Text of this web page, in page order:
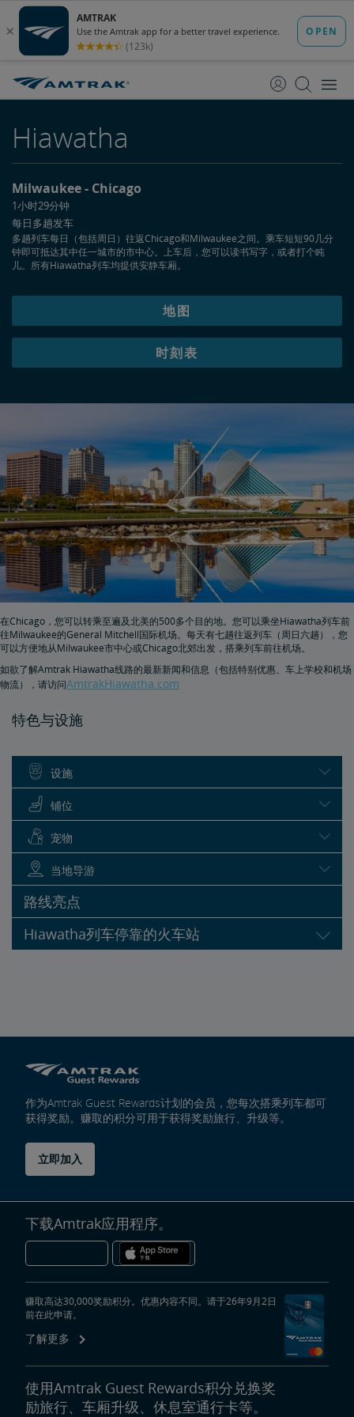
至
至
Hiawatha
Milwaukee Chicago
1小时29分钟
每日多趟发车
多趟列车每日（包括周日）往返Chicago和Milwaukee之间。乘车短短90几分
钟即可抵达其中任一城市的市中心。上车后，您可以读书写字，或者打个盹
儿。所有Hiawatha列车均提供安静车厢。
地图
时刻表
在Chicago，您可以转乘至遍及北美的500多个目的地。您可以乘坐Hiawatha列车前
往Milwaukee的General Mitchell国际机场。每天有七趟往返列车（周日六趟），您
可以方便地从Milwaukee市中心或Chicago北郊出发，搭乘列车前往机场。
如欲了解Amtrak Hiawatha线路的最新新闻和信息（包括特别优惠、车上学校和机场
物流），请访问AmtrakHiawatha.com
特色与设施
设施
铺位
宠物
当地导游
路线亮点
Hiawatha列车停靠的火车站
作为Amtrak Guest Rewards计划的会员，您每次搭乘列车都可
获得奖励。赚取的积分可用于获得奖励旅行、升级等。
立即加入
下载Amtrak应用程序。
赚取高达30,000奖励积分。优惠内容不同。请于26年9月2日
前在此申请。
了解更多
使用Amtrak Guest Rewards积分兑换奖
励旅行、车厢升级、休息室通行卡等。